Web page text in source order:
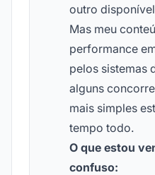
outro
Mas meu
performance
pelos sistemas
alguns
mais simples
tempo todo.
O que estou
confuso: